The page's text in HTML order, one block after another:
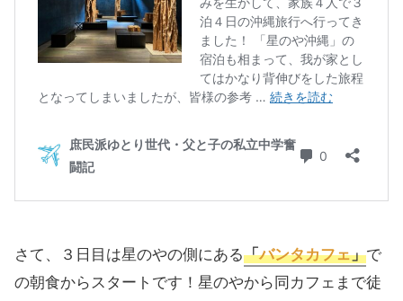
さて、３日目は星のやの側にある「バンタカフェ」で
の朝食からスタートです！星のやから同カフェまで徒